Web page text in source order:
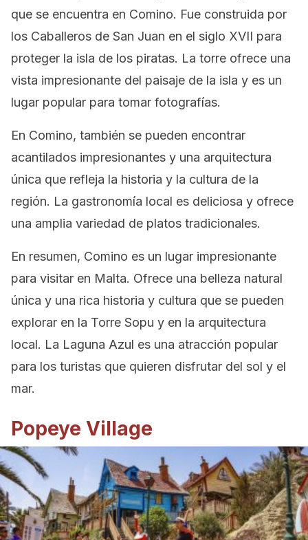
que se encuentra en Comino. Fue construida por
los Caballeros de San Juan en el siglo XVII para
proteger la isla de los piratas. La torre ofrece una
vista impresionante del paisaje de la isla y es un
lugar popular para tomar fotografías.
En Comino, también se pueden encontrar
acantilados impresionantes y una arquitectura
única que refleja la historia y la cultura de la
región. La gastronomía local es deliciosa y ofrece
una amplia variedad de platos tradicionales.
En resumen, Comino es un lugar impresionante
para visitar en Malta. Ofrece una belleza natural
única y una rica historia y cultura que se pueden
explorar en la Torre Sopu y en la arquitectura
local. La Laguna Azul es una atracción popular
para los turistas que quieren disfrutar del sol y el
mar.
Popeye Village